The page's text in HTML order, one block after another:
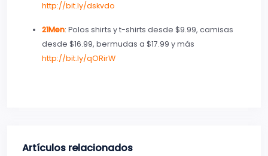
http://bit.ly/dskvdo
21Men: Polos shirts y t-shirts desde $9.99, camisas
desde $16.99, bermudas a $17.99 y más
http://bit.ly/qORirW
Artículos relacionados